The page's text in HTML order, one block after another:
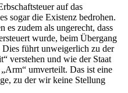
auf das
sogar die Existenz bedrohen.
es zudem als ungerecht, dass
wurde, beim Übergang
Dies führt unweigerlich zu der
verstehen und wie der Staat
umverteilt. Das ist eine
zu der wir keine Stellung